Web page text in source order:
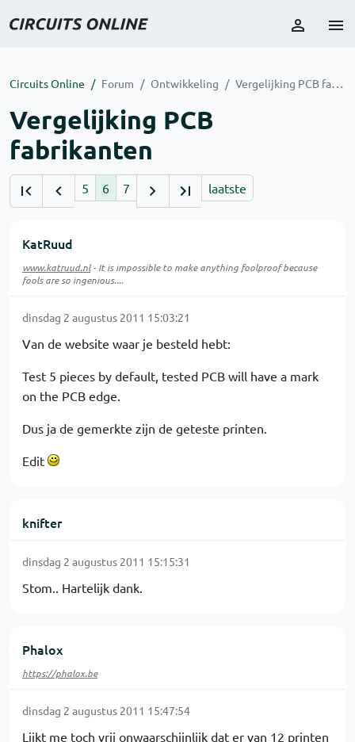
Circuits Online Forum Ontwikkeling Vergelijking PCB fabrikanten
Vergelijking PCB
fabrikanten
5 6 7 laatste
KatRuud
www.katruud.nl- It is impossible to make anything foolproof because
fools are so ingenious....
dinsdag 2 augustus 2011 15:03:21
Van de website waar je besteld hebt:
Test 5 pieces by default, tested PCB will have a mark
on the PCB edge.
Dus ja de gemerkte zijn de geteste printen.
Edit
knifter
dinsdag 2 augustus 2011 15:15:31
Stom.. Hartelijk dank.
Phalox
https://phalox.be
dinsdag 2 augustus 2011 15:47:54
Lijkt me toch vrij onwaarschijnlijk dat er van 12 printen